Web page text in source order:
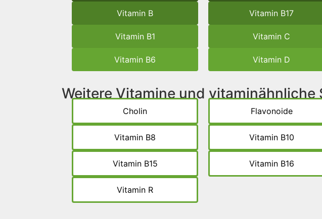
Vitamin B
Vitamin B1
Vitamin B6
Vitamin B17
Vitamin C
Vitamin D
Weitere Vitamine und vitaminähnliche
Cholin
Vitamin B8
Vitamin B15
Vitamin R
Flavonoide
Vitamin B10
Vitamin B16